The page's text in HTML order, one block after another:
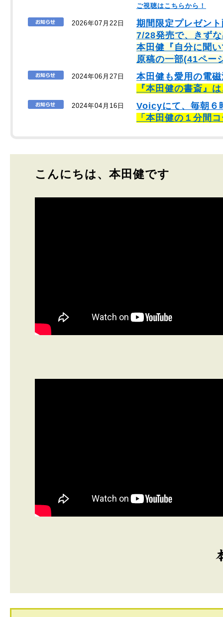
ご視聴はこちらから！
2026年07月22日
期間限定プレゼン
7/28発売で、きず
本田健『自分に聞
原稿の一部(41ペー
2024年06月27日
本田健も愛用の電
『本田健の書斎』
2024年04月16日
Voicyにて、毎朝６
「本田健の１分間
こんにちは、本田健です